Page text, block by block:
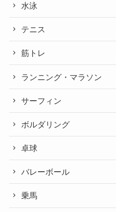
水泳
テニス
筋トレ
ランニング・マラソン
サーフィン
ボルダリング
卓球
バレーボール
乗馬